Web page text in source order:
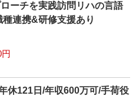
ーチを実践訪問リハの言語
連携&研修支援あり
休121日/年収600万可/手荷役